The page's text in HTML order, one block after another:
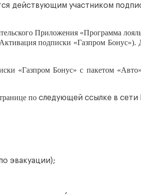
действующим участником
Приложения «Программа
подписки «Газпром
«Газпром Бонус» с пакетом
по следующей ссылке в сети
эвакуации);